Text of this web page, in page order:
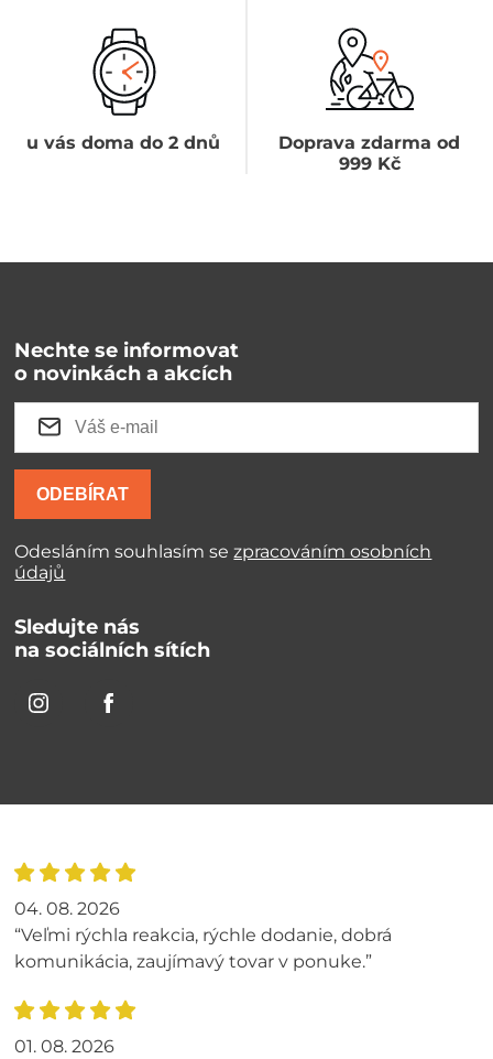
u vás doma do 2 dnů
Doprava zdarma od
999 Kč
Nechte se informovat
o novinkách a akcích
ODEBÍRAT
Odesláním souhlasím sezpracováním osobních
údajů
Sledujte nás
na sociálních sítích
04. 08. 2026
“Veľmi rýchla reakcia, rýchle dodanie, dobrá
komunikácia, zaujímavý tovar v ponuke.”
01. 08. 2026